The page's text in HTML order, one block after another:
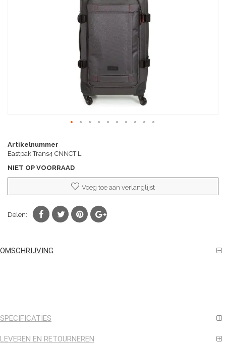
naar
het
van
de
gallerij
Artikelnummer
Eastpak Trans4 CNNCT L
NIET OP VOORRAAD
Voeg toe aan verlanglijst
Delen:
OMSCHRIJVING
SPECIFICATIES
LEVEREN EN RETOURNEREN